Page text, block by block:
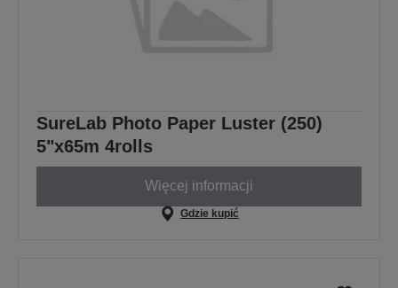
SureLab Photo Paper Luster (250)
5"x65m 4rolls
Więcej informacji
Gdzie kupić